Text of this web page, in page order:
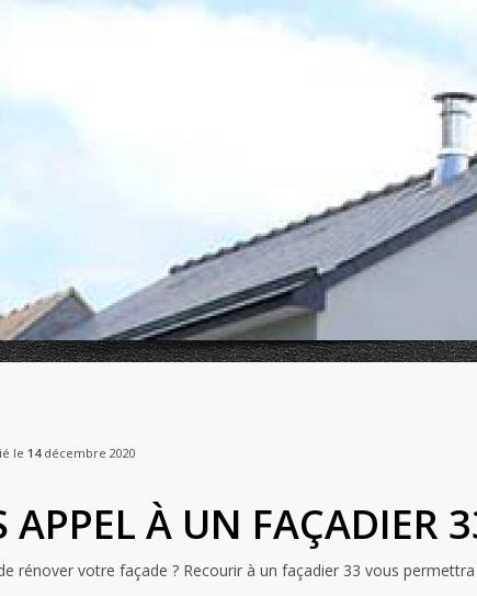
le 14décembre 2020
APPEL À UN FAÇADIER
rénover votre façade ? Recourir à un façadier 33 vous